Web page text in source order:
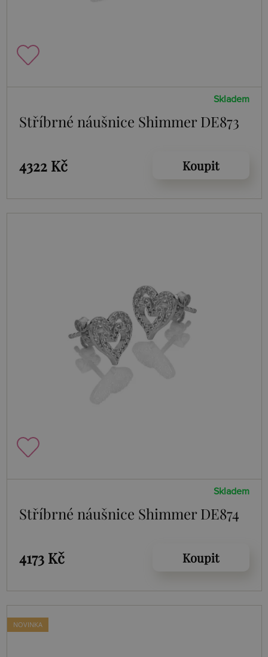
Skladem
Stříbrné náušnice Shimmer DE873
4322 Kč Koupit
Skladem
Stříbrné náušnice Shimmer DE874
4173 Kč Koupit
NOVINKA